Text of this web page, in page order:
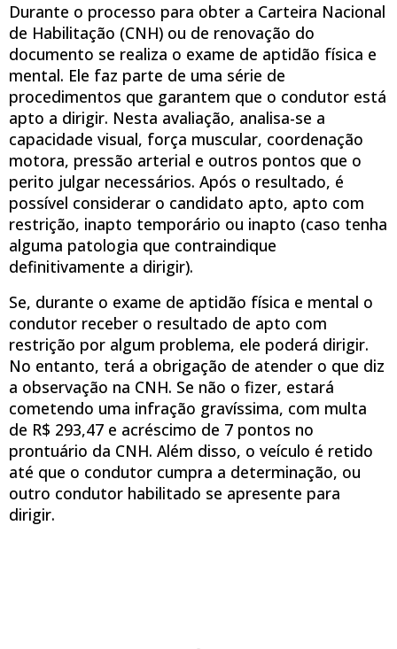
Durante o processo para obter a Carteira Nacional
de Habilitação (CNH) ou de renovação do
documento se realiza o exame de aptidão física e
mental. Ele faz parte de uma série de
procedimentos que garantem que o condutor está
apto a dirigir. Nesta avaliação, analisa-se a
capacidade visual, força muscular, coordenação
motora, pressão arterial e outros pontos que o
perito julgar necessários. Após o resultado, é
possível considerar o candidato apto, apto com
restrição, inapto temporário ou inapto (caso tenha
alguma patologia que contraindique
definitivamente a dirigir).
Se, durante o exame de aptidão física e mental o
condutor receber o resultado de apto com
restrição por algum problema, ele poderá dirigir.
No entanto, terá a obrigação de atender o que diz
a observação na CNH. Se não o fizer, estará
cometendo uma infração gravíssima, com multa
de R$ 293,47 e acréscimo de 7 pontos no
prontuário da CNH. Além disso, o veículo é retido
até que o condutor cumpra a determinação, ou
outro condutor habilitado se apresente para
dirigir.